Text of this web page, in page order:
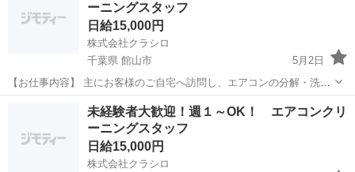
を使用...
ーニングスタッフ
日給15,000円
株式会社クラシロ
千葉県 館山市
5月2日
【お仕事内容】 主にお客様のご自宅へ訪問し、エアコンの分解・洗浄
作業を行っていただきます！ 具体的な業務内容は以下の通りです。 ・
エアコンの動作確認 ・本体カバーやフィルターの取り外し ・専用機材
その他 エアコンクリーニングスタッフ
未経験者大歓迎！週１～OK！ エアコンクリ
ーニングスタッフ
日給15,000円
株式会社クラシロ